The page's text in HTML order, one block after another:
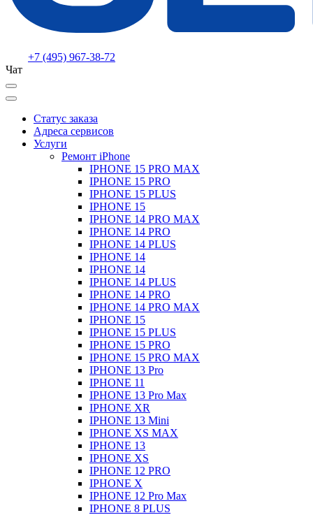
+7 (495) 967-38-72
Чат
Статус заказа
Адреса сервисов
Услуги
Ремонт iPhone
IPHONE 15 PRO MAX
IPHONE 15 PRO
IPHONE 15 PLUS
IPHONE 15
IPHONE 14 PRO MAX
IPHONE 14 PRO
IPHONE 14 PLUS
IPHONE 14
IPHONE 14
IPHONE 14 PLUS
IPHONE 14 PRO
IPHONE 14 PRO MAX
IPHONE 15
IPHONE 15 PLUS
IPHONE 15 PRO
IPHONE 15 PRO MAX
IPHONE 13 Pro
IPHONE 11
IPHONE 13 Pro Max
IPHONE XR
IPHONE 13 Mini
IPHONE XS MAX
IPHONE 13
IPHONE XS
IPHONE 12 PRO
IPHONE X
IPHONE 12 Pro Max
IPHONE 8 PLUS